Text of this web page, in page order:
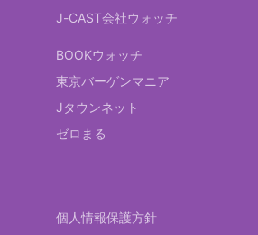
J-CAST会社ウォッチ
BOOKウォッチ
東京バーゲンマニア
Jタウンネット
ゼロまる
個人情報保護方針